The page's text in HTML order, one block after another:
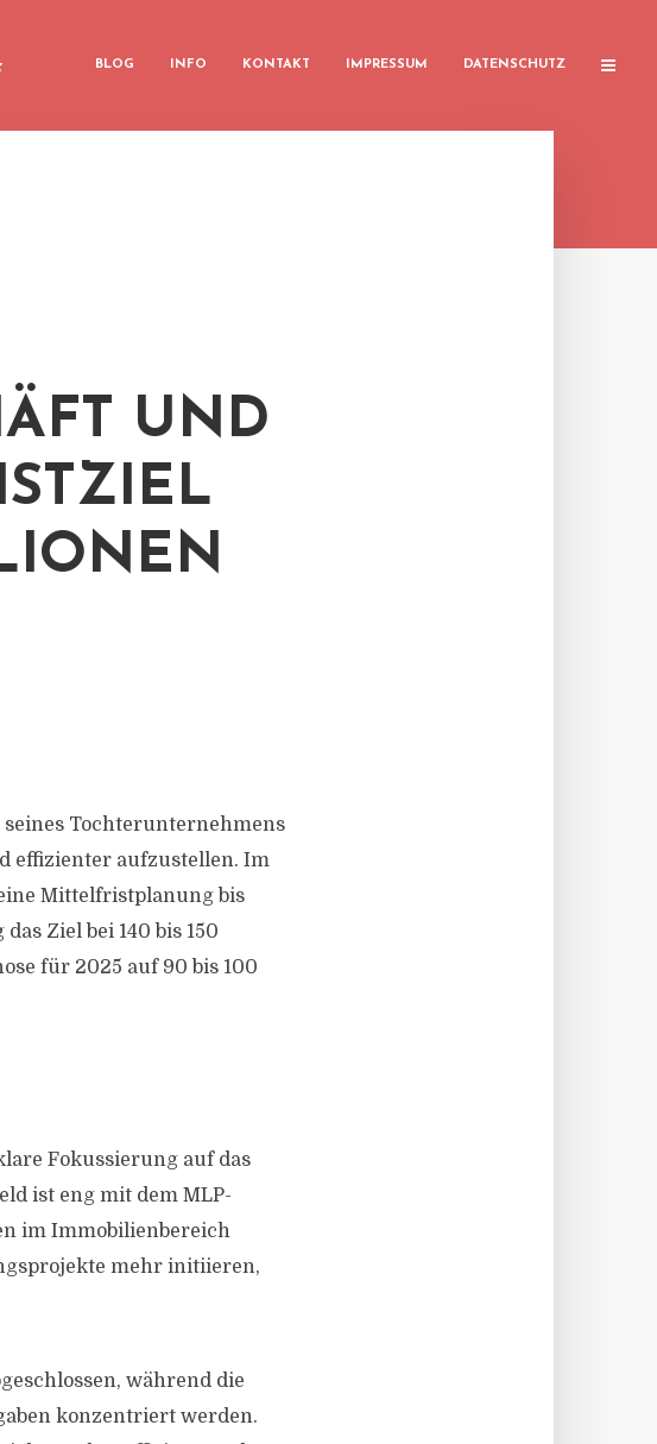
BLOG INFO KONTAKT IMPRESSUM DATENSCHUTZ
UND
Tochterunternehmens
effizienter aufzustellen. Im
Mittelfristplanung bis
Ziel bei 140 bis 150
für 2025 auf 90 bis 100
Fokussierung auf das
ist eng mit dem MLP-
im Immobilienbereich
mehr initiieren,
während die
konzentriert werden.